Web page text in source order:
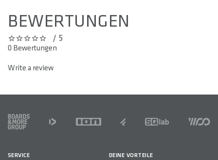
BEWERTUNGEN
0 out of 5 stars/ 5
0 Bewertungen
Write a review
FOOTER
SERVICE DEINE VORTEILE